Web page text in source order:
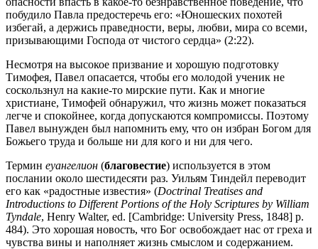
побудило Павла предостеречь его: «Юношеских похотей
избегай, а держись праведности, веры, любви, мира со всеми,
призывающими Господа от чистого сердца» (2:22).
Несмотря на высокое призвание и хорошую подготовку
Тимофея, Павел опасается, чтобы его молодой ученик не
соскользнул на какие-то мирские пути. Как и многие
христиане, Тимофей обнаружил, что жизнь может показаться
легче и спокойнее, когда допускаются компромиссы. Поэтому
Павел вынужден был напомнить ему, что он избран Богом для
Божьего труда и больше ни для кого и ни для чего.
Термин еуангелион (благовестие) используется в этом
послании около шестидесяти раз. Уильям Тиндейл переводит
его как «радостные известия» (Doctrinal Treatises and
Introductions to Different Portions of the Holy Scriptures by William
Tyndale, Henry Walter, ed. [Cambridge: University Press, 1848] p.
484). Это хорошая новость, что Бог освобождает нас от греха и
чувства вины и наполняет жизнь смыслом и содержанием.